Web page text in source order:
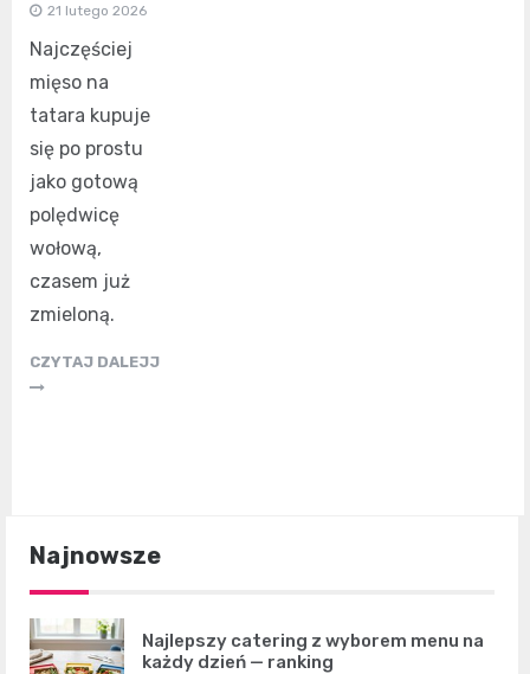
21 lutego 2026
Najczęściej
mięso na
tatara kupuje
się po prostu
jako gotową
polędwicę
wołową,
czasem już
zmieloną.
CZYTAJ DALEJJ
Najnowsze
Najlepszy catering z wyborem menu na
każdy dzień — ranking